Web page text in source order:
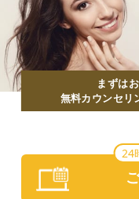
まずは
無料カウンセリ
24